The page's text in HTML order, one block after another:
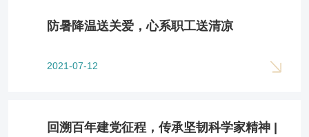
防暑降温送关爱，心系职工送清凉
2021-07-12
回溯百年建党征程，传承坚韧科学家精神 |